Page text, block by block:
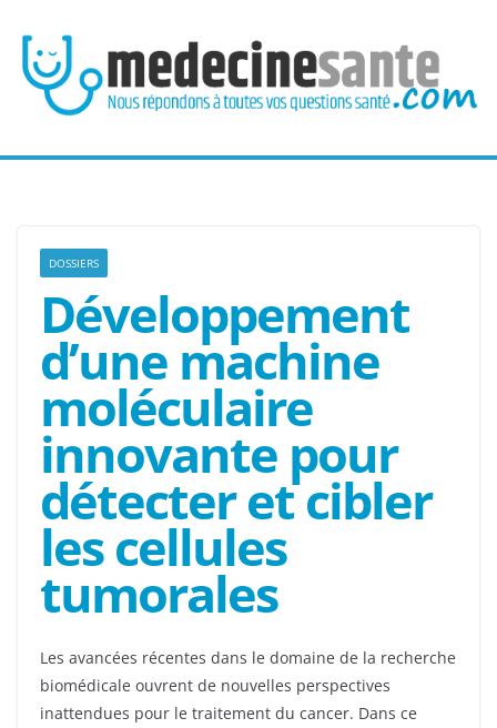
contenu
DOSSIERS
Développement
d’une machine
moléculaire
innovante pour
détecter et cibler
les cellules
tumorales
Les avancées récentes dans le domaine de la recherche
biomédicale ouvrent de nouvelles perspectives
inattendues pour le traitement du cancer. Dans ce